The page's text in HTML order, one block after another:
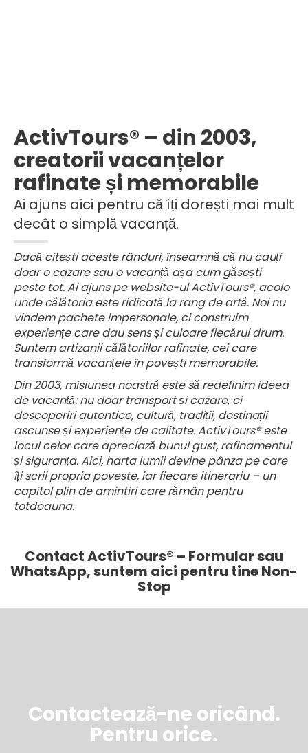
ActivTours® – din 2003,
creatorii vacanțelor
rafinate și memorabile
Ai ajuns aici pentru că îți dorești mai mult
decât o simplă vacanță.
Dacă citești aceste rânduri, înseamnă că nu cauți
doar o cazare sau o vacanță așa cum găsești
peste tot. Ai ajuns pe website-ul ActivTours®, acolo
unde călătoria este ridicată la rang de artă. Noi nu
vindem pachete impersonale, ci construim
experiențe care dau sens și culoare fiecărui drum.
Suntem artizanii călătoriilor rafinate, cei care
transformă vacanțele în povești memorabile.
Din 2003, misiunea noastră este să redefinim ideea
de vacanță: nu doar transport și cazare, ci
descoperiri autentice, cultură, tradiții, destinații
ascunse și experiențe de calitate. ActivTours® este
locul celor care apreciază bunul gust, rafinamentul
și siguranța. Aici, harta lumii devine pânza pe care
îți scrii propria poveste, iar fiecare itinerariu – un
capitol plin de amintiri care rămân pentru
totdeauna.
Contact ActivTours® – Formular sau
WhatsApp, suntem aici pentru tine Non-
Stop
Contactează-ne oricând.
Pentru orice.